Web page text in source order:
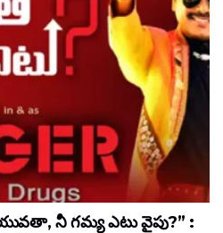
నీ గమ్య ఎటు వైపు?” :